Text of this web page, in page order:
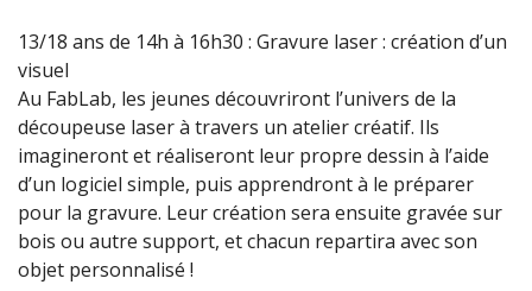
13/18 ans de 14h à 16h30 : Gravure laser : création d’un
visuel
Au FabLab, les jeunes découvriront l’univers de la
découpeuse laser à travers un atelier créatif. Ils
imagineront et réaliseront leur propre dessin à l’aide
d’un logiciel simple, puis apprendront à le préparer
pour la gravure. Leur création sera ensuite gravée sur
bois ou autre support, et chacun repartira avec son
objet personnalisé !